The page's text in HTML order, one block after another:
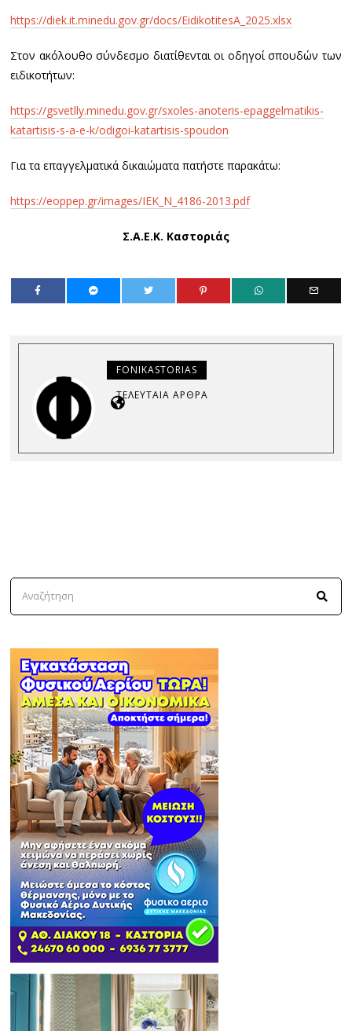
https://diek.it.minedu.gov.gr/docs/EidikotitesA_2025.xlsx
Στον ακόλουθο σύνδεσμο διατίθενται οι οδηγοί σπουδών των
ειδικοτήτων:
https://gsvetlly.minedu.gov.gr/sxoles-anoteris-epaggelmatikis-
katartisis-s-a-e-k/odigoi-katartisis-spoudon
Για τα επαγγελματικά δικαιώματα πατήστε παρακάτω:
https://eoppep.gr/images/IEK_N_4186-2013.pdf
Σ.Α.Ε.Κ. Καστοριάς
FONIKASTORIAS
ΤΕΛΕΥΤΑΊΑ ΆΡΘΡΑ